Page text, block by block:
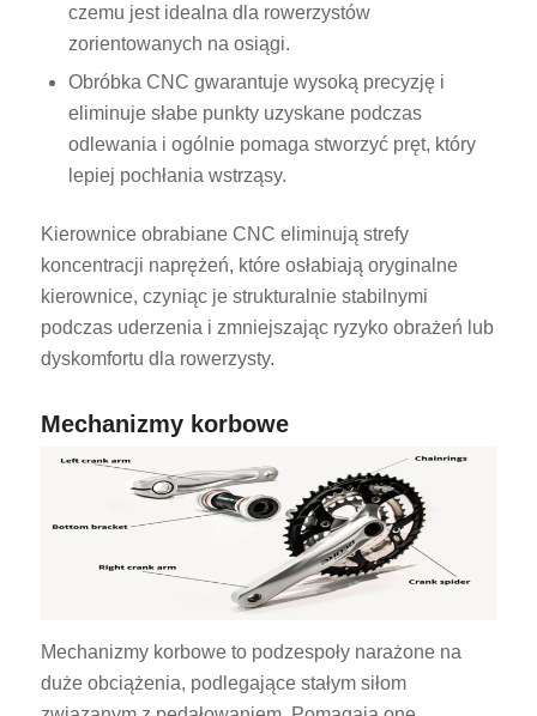
czemu jest idealna dla rowerzystów
zorientowanych na osiągi.
Obróbka CNC gwarantuje wysoką precyzję i
eliminuje słabe punkty uzyskane podczas
odlewania i ogólnie pomaga stworzyć pręt, który
lepiej pochłania wstrząsy.
Kierownice obrabiane CNC eliminują strefy
koncentracji naprężeń, które osłabiają oryginalne
kierownice, czyniąc je strukturalnie stabilnymi
podczas uderzenia i zmniejszając ryzyko obrażeń lub
dyskomfortu dla rowerzysty.
Mechanizmy korbowe
Mechanizmy korbowe to podzespoły narażone na
duże obciążenia, podlegające stałym siłom